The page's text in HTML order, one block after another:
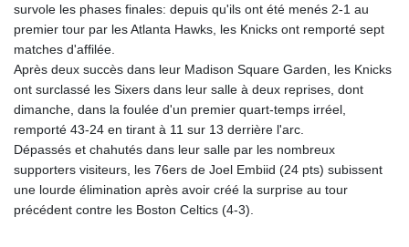
survole les phases finales: depuis qu'ils ont été menés 2-1 au
premier tour par les Atlanta Hawks, les Knicks ont remporté sept
matches d'affilée.
Après deux succès dans leur Madison Square Garden, les Knicks
ont surclassé les Sixers dans leur salle à deux reprises, dont
dimanche, dans la foulée d'un premier quart-temps irréel,
remporté 43-24 en tirant à 11 sur 13 derrière l'arc.
Dépassés et chahutés dans leur salle par les nombreux
supporters visiteurs, les 76ers de Joel Embiid (24 pts) subissent
une lourde élimination après avoir créé la surprise au tour
précédent contre les Boston Celtics (4-3).